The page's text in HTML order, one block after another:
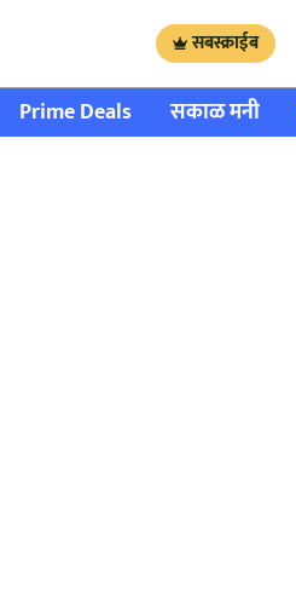
सबस्क्राईब
Prime Deals सकाळ मनी